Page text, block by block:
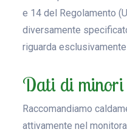
e 14 del Regolamento
diversamente
riguarda
Dati di minori
Raccomandiamo
attivamente nel